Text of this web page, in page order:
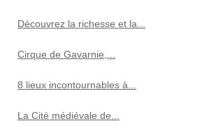
Découvrez la richesse et la...
Cirque de Gavarnie,...
8 lieux incontournables à...
La Cité médiévale de...